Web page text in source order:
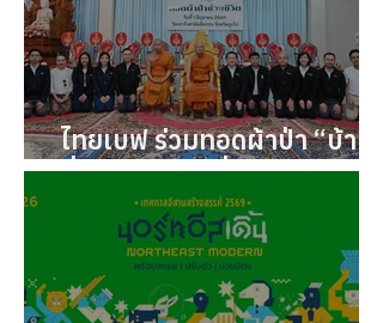
ไทยเบฟ ร่วมทอดผ้าป่า “บ้าน
พึ่งวัด ภูเก็ต”เพื่อระดมทุนสร้าง
ที่พักอาศัยผู้ป่วยยากไร้ โรง
พยาบาลวชิระภูเก็ต